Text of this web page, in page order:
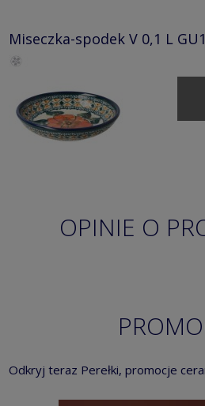
Miseczka-spodek V 0,1 L
OPINIE O
Odkryj teraz Perełki, promocje